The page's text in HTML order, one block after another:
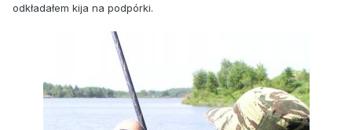
odkładałem kija na podpórki.